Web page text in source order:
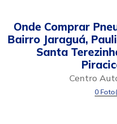
Onde Comprar
Bairro Jaraguá,
Santa
Centro
0